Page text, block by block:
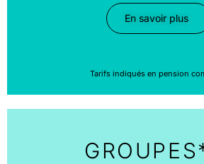
En savoir plus
Tarifs indiqués en pension